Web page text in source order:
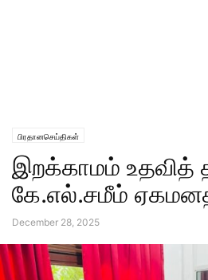
பிரதானசெய்திகள்
இறக்காமம் உதவித்
கே.எல்.சமீம்
December 28, 2025